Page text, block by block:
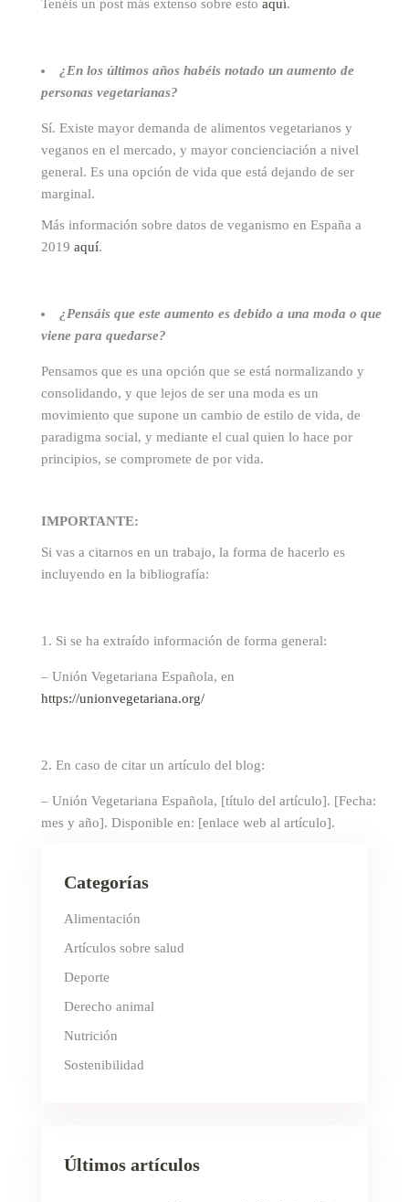
Tenéis un post más extenso sobre esto aquí.
¿En los últimos años habéis notado un aumento de
personas vegetarianas?
Sí. Existe mayor demanda de alimentos vegetarianos y
veganos en el mercado, y mayor concienciación a nivel
general. Es una opción de vida que está dejando de ser
marginal.
Más información sobre datos de veganismo en España a
2019 aquí.
¿Pensáis que este aumento es debido a una moda o que
viene para quedarse?
Pensamos que es una opción que se está normalizando y
consolidando, y que lejos de ser una moda es un
movimiento que supone un cambio de estilo de vida, de
paradigma social, y mediante el cual quien lo hace por
principios, se compromete de por vida.
IMPORTANTE:
Si vas a citarnos en un trabajo, la forma de hacerlo es
incluyendo en la bibliografía:
Si se ha extraído información de forma general:
– Unión Vegetariana Española, en
https://unionvegetariana.org/
En caso de citar un artículo del blog:
– Unión Vegetariana Española, [título del artículo]. [Fecha:
mes y año]. Disponible en: [enlace web al artículo].
Categorías
Alimentación
Artículos sobre salud
Deporte
Derecho animal
Nutrición
Sostenibilidad
Últimos artículos